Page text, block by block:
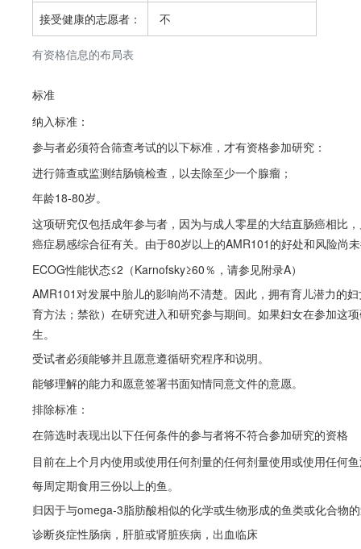
有资格信息的布局表
接受健康的志愿者： 不
标准
纳入标准：
参与者必须符合筛查考试的以下标准，才有资格参加研究：
进行筛查或监测结肠镜检查，以去除至少一个腺瘤；
年龄18-80岁。
这项研究仅包括成年参与者，因为与成人零星的大结直肠癌相比
癌症易感综合征有关。由于80岁以上的AMR101的好处和风险尚
ECOG性能状态≤2（Karnofsky≥60％，请参见附录A）
AMR101对发展中胎儿的影响尚不清楚。因此，拥有育儿潜力的
育方法；禁欲）在研究进入和研究参与期间。如果妇女在参加这
生。
受试者必须能够并且愿意遵循研究程序和说明。
能够理解的能力和愿意签署书面知情同意文件的意愿。
排除标准：
在筛选时表现出以下任何条件的参与者将不符合参加研究的资格
目前在上个月内使用或使用任何剂量的任何剂量使用或使用任何
每周定期食用三份以上的鱼。
归因于与omega-3脂肪酸相似的化学或生物形成的鱼类或化合物
诊断炎症性肠病，肝脏或肾脏疾病，出血临床